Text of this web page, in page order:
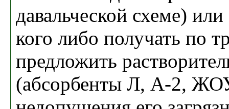
давальческой схеме)
кого либо получать по
предложить
(абсорбенты Л, А-2,